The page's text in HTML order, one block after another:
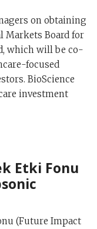
on obtaining
Markets Board for
which will be co-
focused
BioScience
investment
Etki Fonu
(Future Impact